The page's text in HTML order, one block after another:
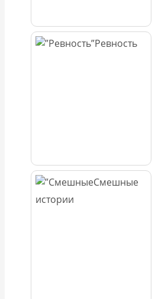
Ревность
Смешные
истории